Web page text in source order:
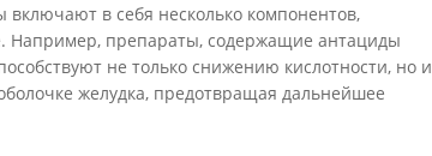
включают в себя несколько компонентов,
Например, препараты, содержащие антациды
не только снижению кислотности, но и
желудка, предотвращая дальнейшее